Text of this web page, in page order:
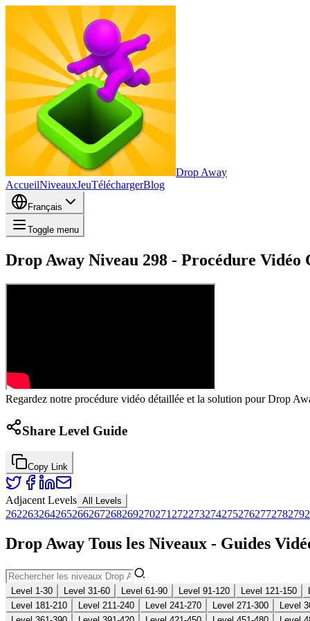
Drop Away
AccueilNiveauxJeuTéléchargerBlog
Français
Toggle menu
Drop Away Niveau 298 - Procédure Vidéo
Regardez notre procédure vidéo détaillée et la solution pour Drop
Share Level Guide
Copy Link
Adjacent Levels All Levels
262263264265266267268269270271 272273274275276277278279
Drop Away Tous les Niveaux - Guides
Level 1-30 Level 31-60 Level 61-90 Level 91-120 Level 121-150
Level 181-210
Level 211-240 Level 241-270 Level 271-300
Level